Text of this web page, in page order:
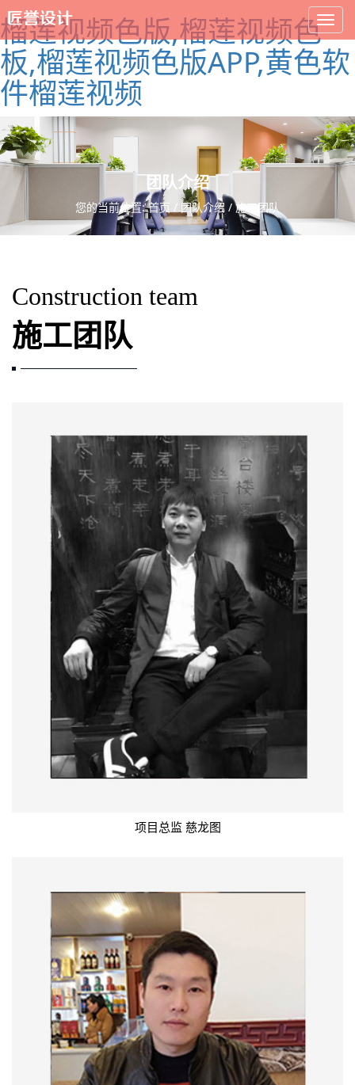
榴莲视频色版,榴莲视频色
板,榴莲视频色版APP,黄色软
件榴莲视频
团队介绍
您的当前位置:首页 / 团队介绍 / 施工团队
Construction team
施工团队
项目总监 慈龙图